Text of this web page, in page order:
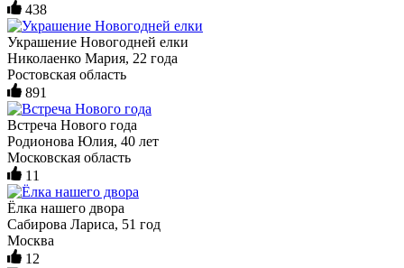
438
Украшение Новогодней елки
Николаенко Мария, 22 года
Ростовская область
891
Встреча Нового года
Родионова Юлия, 40 лет
Московская область
11
Ёлка нашего двора
Сабирова Лариса, 51 год
Москва
12